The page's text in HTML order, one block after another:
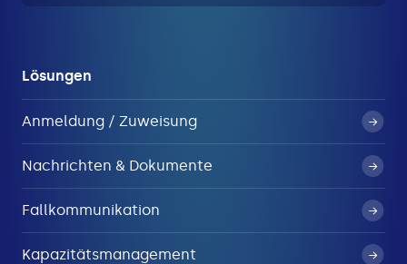
Lösungen
Anmeldung / Zuweisung
Nachrichten & Dokumente
Fallkommunikation
Kapazitätsmanagement